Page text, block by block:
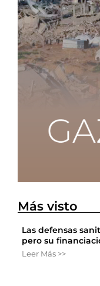
Más visto
Las defensas
pero su
Leer Más >>